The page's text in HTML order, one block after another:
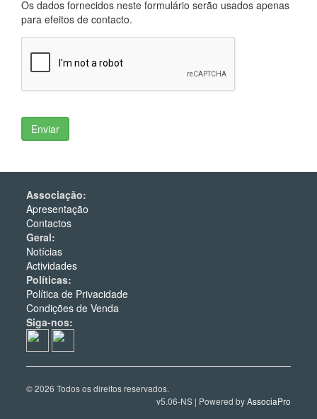
Os dados fornecidos neste formulário serão usados apenas
para efeitos de contacto.
Associação:
Apresentação
Contactos
Geral:
Notícias
Actividades
Políticas:
Política de Privacidade
Condições de Venda
Siga-nos:
© 2026 Todos os direitos reservados.
v5.06-NS | Powered byAssociaPro